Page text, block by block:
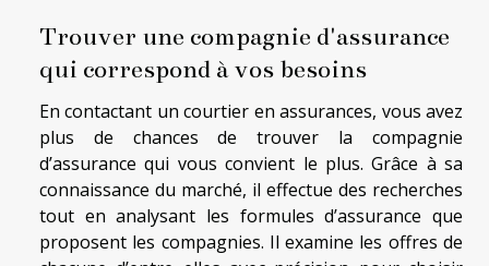
Trouver une compagnie d'assurance
qui correspond à vos besoins
En contactant un courtier en assurances, vous avez
plus de chances de trouver la compagnie
d’assurance qui vous convient le plus. Grâce à sa
connaissance du marché, il effectue des recherches
tout en analysant les formules d’assurance que
proposent les compagnies. Il examine les offres de